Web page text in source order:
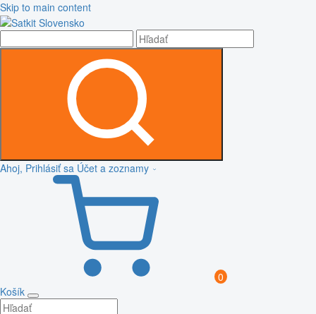
Skip to main content
Ahoj, Prihlásiť sa Účet a zoznamy
0
Košík